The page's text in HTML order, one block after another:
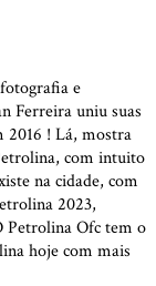
e
Ferreira uniu suas
2016 ! Lá, mostra
com intuito
na cidade, com
2023,
Petrolina Ofc tem o
hoje com mais